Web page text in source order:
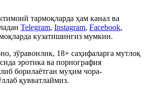
тармоқларда ҳам канал ва
Telegram, Instagram, Facebook,
кузатишингиз мумкин.
зўравонлик, 18+ саҳифаларга мутлоқ
эротика ва порнография
борилаётган муҳим чора-
қувватлаймиз.